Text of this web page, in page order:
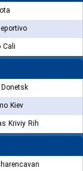
Cali
Kiev
Kriviy Rih